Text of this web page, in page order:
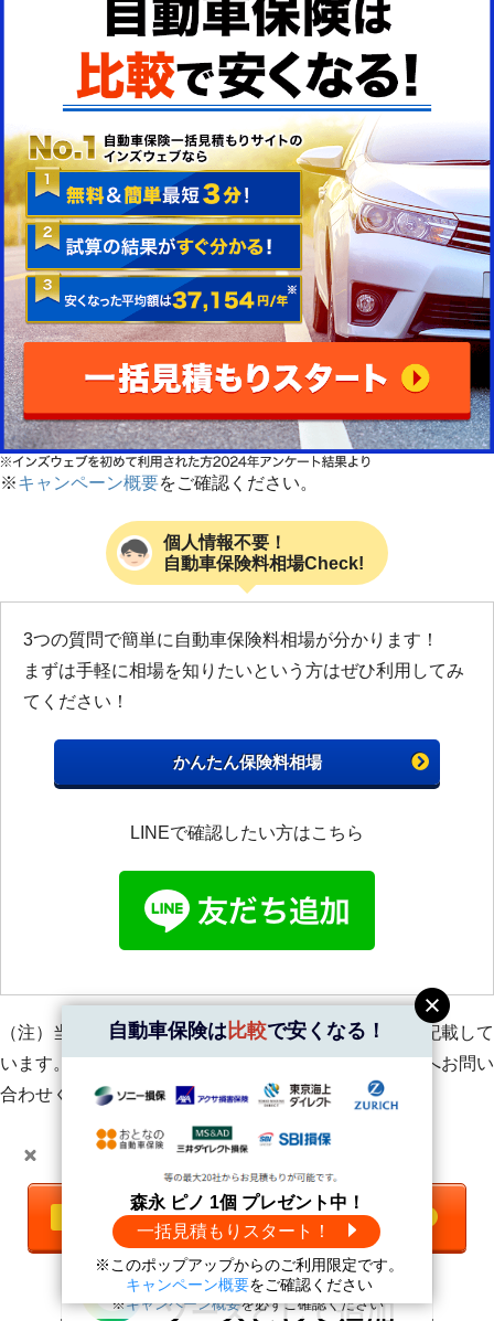
※キャンペーン概要をご確認ください。
個人情報不要！
自動車保険料相場Check!
3つの質問で簡単に自動車保険料相場が分かります！
まずは手軽に相場を知りたいという方はぜひ利用してみ
てください！
かんたん保険料相場
LINEで確認したい方はこちら
（注）当ページは自動車保険に関する一般的な内容を記載して
います。個別の保険会社に関する内容は各保険会社様へお問い
合わせください。
GoogleのAIモードなどで
インズウェブを見つけやす
くなります
自動車保険は比較で安くなる！
森永 ピノ 1個 プレゼント中！
一括見積もりスタート！
※このポップアップからのご利用限定です。
キャンペーン概要をご確認ください
一括見積もりをする
森永 ピノ1個プレゼント中！
※キャンペーン概要を必ずご確認ください